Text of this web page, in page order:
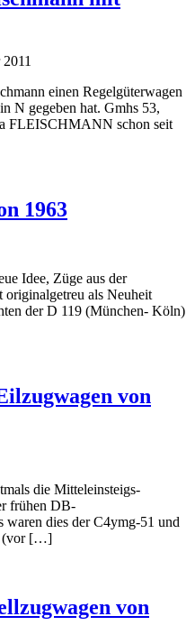
einen Regelgüterwagen
N gegeben hat. Gmhs 53,
FLEISCHMANN schon seit
1963
Idee, Züge aus der
originalgetreu als Neuheit
der D 119 (München- Köln)
von
die Mitteleinsteigs-
frühen DB-
waren dies der C4ymg-51 und
(vor […]
von